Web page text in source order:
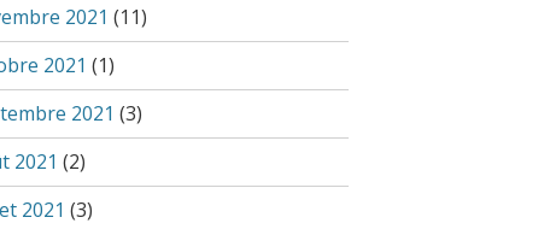
2021 (11)
2021 (1)
2021 (3)
2021 (2)
2021 (3)